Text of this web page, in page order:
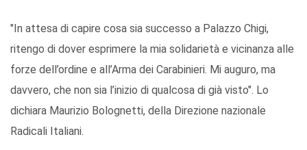
"In attesa di capire cosa sia successo a Palazzo Chigi,
ritengo di dover esprimere la mia solidarietà e vicinanza alle
forze dell’ordine e all’Arma dei Carabinieri. Mi auguro, ma
davvero, che non sia l’inizio di qualcosa di già visto". Lo
dichiara Maurizio Bolognetti, della Direzione nazionale
Radicali Italiani.